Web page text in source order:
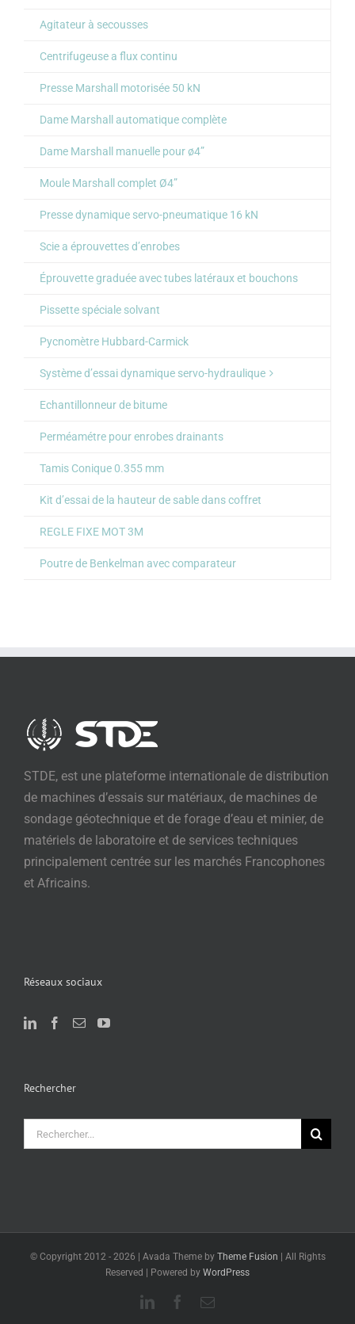
Agitateur à secousses
Centrifugeuse a flux continu
Presse Marshall motorisée 50 kN
Dame Marshall automatique complète
Dame Marshall manuelle pour ø4”
Moule Marshall complet Ø4”
Presse dynamique servo-pneumatique 16 kN
Scie a éprouvettes d’enrobes
Éprouvette graduée avec tubes latéraux et bouchons
Pissette spéciale solvant
Pycnomètre Hubbard-Carmick
Système d’essai dynamique servo-hydraulique
Echantillonneur de bitume
Perméamétre pour enrobes drainants
Tamis Conique 0.355 mm
Kit d’essai de la hauteur de sable dans coffret
REGLE FIXE MOT 3M
Poutre de Benkelman avec comparateur
STDE, est une plateforme internationale de distribution
de machines d’essais sur matériaux, de machines de
sondage géotechnique et de forage d’eau et minier, de
matériels de laboratoire et de services techniques
principalement centrée sur les marchés Francophones
et Africains.
Réseaux sociaux
Rechercher
Rechercher:
© Copyright 2012 - 2026 | Avada Theme by Theme Fusion | All Rights
Reserved | Powered by WordPress
LinkedInFacebook
Email